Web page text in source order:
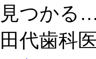
見つかる…
田代歯科